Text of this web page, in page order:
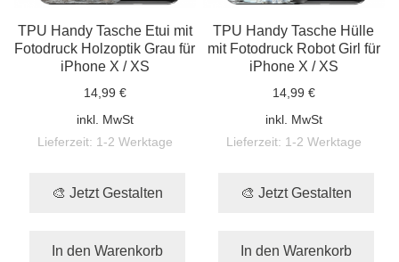
TPU Handy Tasche Etui mit
Fotodruck Holzoptik Grau für
iPhone X / XS
14,99 €
inkl. MwSt
Lieferzeit: 1-2 Werktage
🎨 Jetzt Gestalten
In den Warenkorb
TPU Handy Tasche Hülle
mit Fotodruck Robot Girl für
iPhone X / XS
14,99 €
inkl. MwSt
Lieferzeit: 1-2 Werktage
🎨 Jetzt Gestalten
In den Warenkorb